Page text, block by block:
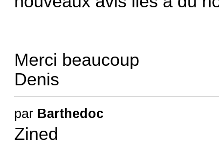
Merci beaucoup
Denis
par Barthedoc
Zined